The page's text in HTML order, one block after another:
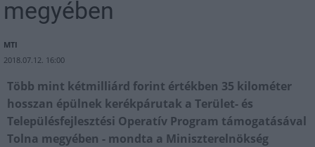
megyében
MTI
2018.07.12. 16:00
Több mint kétmilliárd forint értékben 35 kilométer
hosszan épülnek kerékpárutak a Terület- és
Településfejlesztési Operatív Program támogatásával
Tolna megyében - mondta a Miniszterelnökség